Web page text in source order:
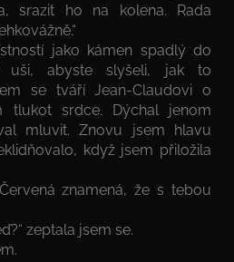
srazit ho na kolena. Rada
jako kámen spadlý do
uši, abyste slyšeli, jak to
se tváří Jean-Claudovi o
tlukot srdce. Dýchal jenom
mluvit. Znovu jsem hlavu
když jsem přiložila
znamená, že s tebou
zeptala jsem se.